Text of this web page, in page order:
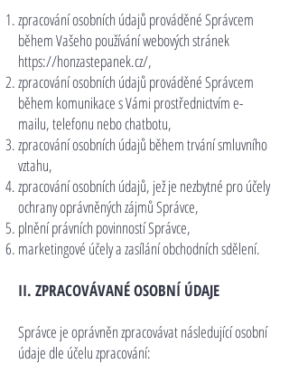
zpracování osobních údajů prováděné Správcem
během Vašeho používání webových stránek
https://honzastepanek.cz/,
zpracování osobních údajů prováděné Správcem
během komunikace s Vámi prostřednictvím e-
mailu, telefonu nebo chatbotu,
zpracování osobních údajů během trvání smluvního
vztahu,
zpracování osobních údajů, jež je nezbytné pro účely
ochrany oprávněných zájmů Správce,
plnění právních povinností Správce,
marketingové účely a zasílání obchodních sdělení.
II. ZPRACOVÁVANÉ OSOBNÍ ÚDAJE
Správce je oprávněn zpracovávat následující osobní
údaje dle účelu zpracování: